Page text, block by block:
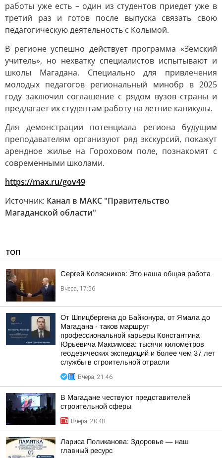
работы уже есть – один из студентов приедет уже в
третий раз и готов после выпуска связать свою
педагогическую деятельность с Колымой.
В регионе успешно действует программа «Земский
учитель», но нехватку специалистов испытывают и
школы Магадана. Специально для привлечения
молодых педагогов региональный минобр в 2025
году заключил соглашение с рядом вузов страны и
предлагает их студентам работу на летние каникулы.
Для демонстрации потенциала региона будущим
преподавателям организуют ряд экскурсий, покажут
арендное жилье на Гороховом поле, познакомят с
современными школами.
https://max.ru/gov49
Источник: Канал в МАКС "Правительство
Магаданской области"
ТОП
Сергей Колясников: Это наша общая работа
Вчера, 17:56
От Шпицбергена до Байконура, от Ямала до
Магадана - таков маршрут
профессиональной карьеры Константина
Юрьевича Максимова: тысячи километров
геодезических экспедиций и более чем 37 лет
службы в строительной отрасли
Вчера, 21:46
В Магадане чествуют представителей
строительной сферы
Вчера, 20:48
Лариса Поликанова: Здоровье — наш
главный ресурс